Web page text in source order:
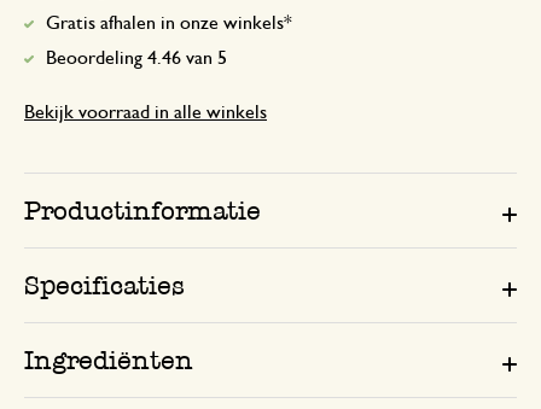
Gratis afhalen in onze winkels*
Beoordeling 4.46 van 5
Bekijk voorraad in alle winkels
Productinformatie
Specificaties
Ingrediënten